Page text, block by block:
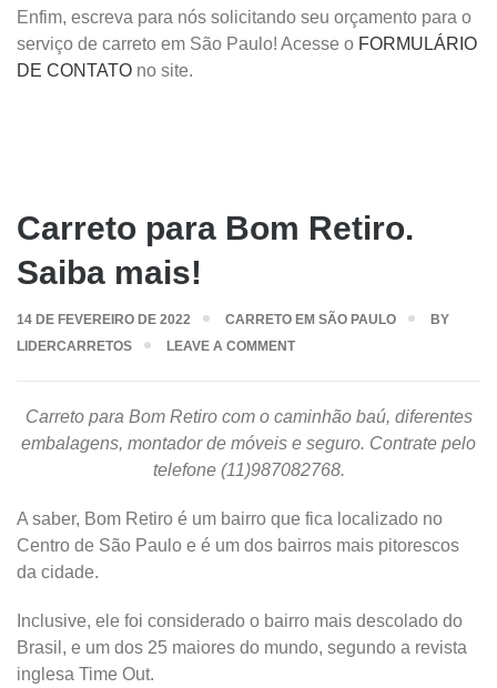
Enfim, escreva para nós solicitando seu orçamento para o
serviço de carreto em São Paulo! Acesse o FORMULÁRIO
DE CONTATO no site.
Carreto para Bom Retiro.
Saiba mais!
14 DE FEVEREIRO DE 2022 CARRETO EM SÃO PAULO
BY
LIDERCARRETOS
LEAVE A COMMENT
Carreto para Bom Retiro com o caminhão baú, diferentes
embalagens, montador de móveis e seguro. Contrate pelo
telefone (11)987082768.
A saber, Bom Retiro é um bairro que fica localizado no
Centro de São Paulo e é um dos bairros mais pitorescos
da cidade.
Inclusive, ele foi considerado o bairro mais descolado do
Brasil, e um dos 25 maiores do mundo, segundo a revista
inglesa Time Out.